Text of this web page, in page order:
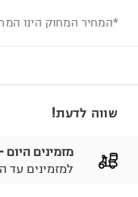
*המחיר המחוק הינו
שווה לדעת!